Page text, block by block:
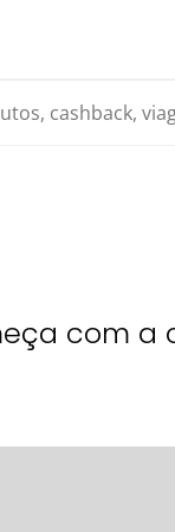
viagens...
com a